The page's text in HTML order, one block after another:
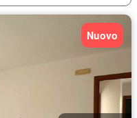
Nuovo